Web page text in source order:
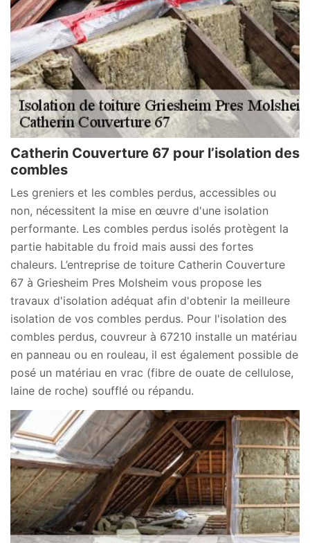
Catherin Couverture 67 pour l’isolation des
combles
Les greniers et les combles perdus, accessibles ou
non, nécessitent la mise en œuvre d'une isolation
performante. Les combles perdus isolés protègent la
partie habitable du froid mais aussi des fortes
chaleurs. L’entreprise de toiture Catherin Couverture
67 à Griesheim Pres Molsheim vous propose les
travaux d'isolation adéquat afin d'obtenir la meilleure
isolation de vos combles perdus. Pour l'isolation des
combles perdus, couvreur à 67210 installe un matériau
en panneau ou en rouleau, il est également possible de
posé un matériau en vrac (fibre de ouate de cellulose,
laine de roche) soufflé ou répandu.